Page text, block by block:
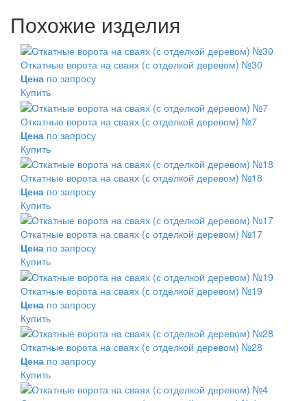
Похожие изделия
Откатные ворота на сваях (с отделкой деревом) №30
Цена по запросу
Купить
Откатные ворота на сваях (с отделкой деревом) №7
Цена по запросу
Купить
Откатные ворота на сваях (с отделкой деревом) №18
Цена по запросу
Купить
Откатные ворота на сваях (с отделкой деревом) №17
Цена по запросу
Купить
Откатные ворота на сваях (с отделкой деревом) №19
Цена по запросу
Купить
Откатные ворота на сваях (с отделкой деревом) №28
Цена по запросу
Купить